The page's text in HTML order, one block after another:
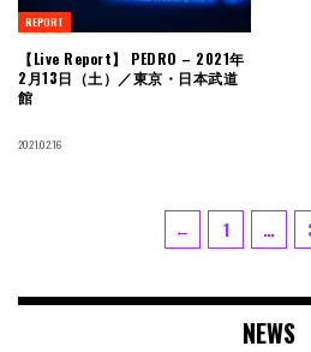
REPORT
【Live Report】 PEDRO – 2021年
2月13日（土）／東京・日本武道
館
2021.02.16
← Page
1 …
NEWS